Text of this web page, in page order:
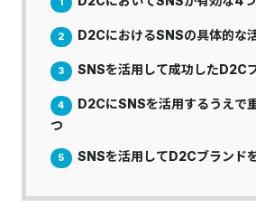
1
2 D2CにおけるSNSの具体的な
3 SNSを活用して成功したD2C
4
D2CにSNSを活用するうえで
つ
5 SNSを活用してD2Cブランド